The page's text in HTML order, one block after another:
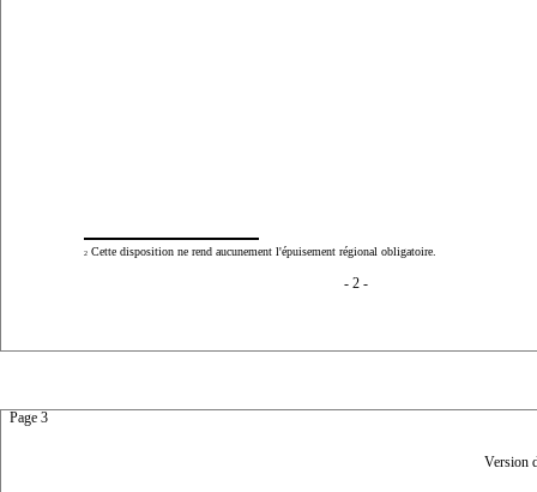
2 Cette disposition ne rend aucunement l'épuisement régional obligatoire.
- 2 -
Page 3
Version